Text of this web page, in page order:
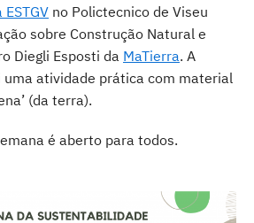
no Polictecnico de Viseu
sobre Construção Natural e
Diegli Esposti da MaTierra. A
atividade prática com material
(da terra).
é aberto para todos.